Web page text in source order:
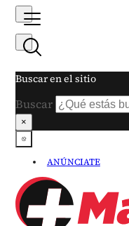
Buscar en el sitio
Buscar
×
ANÚNCIATE